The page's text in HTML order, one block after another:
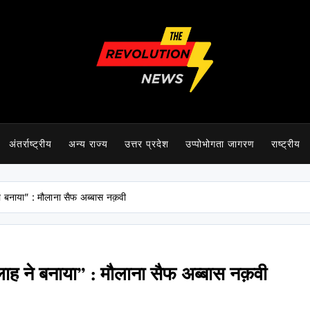
अंतर्राष्ट्रीय अन्य राज्य उत्तर प्रदेश उप्पोभोगता जागरण राष्ट्रीय
: मौलाना सैफ अब्बास नक़वी
ने बनाया” : मौलाना सैफ अब्बास नक़वी